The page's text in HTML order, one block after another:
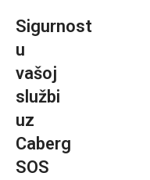
Sigurnost
u
vašoj
službi
uz
Caberg
SOS